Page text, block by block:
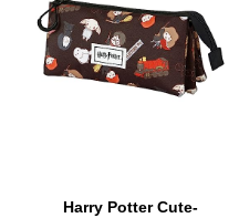
Harry Potter Cute-